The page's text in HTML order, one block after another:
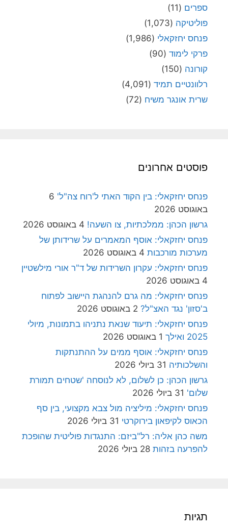
ספרים (11)
פוליטיקה (1,073)
פנחס יחזקאלי (1,986)
פרקי לימוד (90)
קורונה (150)
רלוונטיים תמיד (4,091)
שרית אונגר משיח (72)
פוסטים אחרונים
פנחס יחזקאלי: בין הקוד האתי ל'רוח צה"ל' 6
באוגוסט 2026
גרשון הכהן: ממלכתיות, צו השעה! 4 באוגוסט 2026
פנחס יחזקאלי: אוסף המאמרים על שרידותן של
מערכות מורכבות 4 באוגוסט 2026
פנחס יחזקאלי: עקרון השרידות של ד"ר אורי מילשטיין
4 באוגוסט 2026
פנחס יחזקאלי: מה גרם להנהגת היישוב לפתוח
ב'סזון' נגד האצ"ל? 2 באוגוסט 2026
פנחס יחזקאלי: תיעוד שנאת נתניהו בתמונות, מיולי
2025 ואילך
1 באוגוסט 2026
פנחס יחזקאלי: אוסף ממים על ההתנתקות
והשלכותיה 31 ביולי 2026
גרשון הכהן: כן לשלום, לא לנוסחה 'שטחים תמורת
שלום' 31 ביולי 2026
פנחס יחזקאלי: מיליציה מול צבא מקצועי, בין סף
הכאוס לקיפאון בירוקרטי 31 ביולי 2026
משה כהן אליה: רל"ביזם: התנגדות פוליטית שהופכת
להפרעה בזהות 28 ביולי 2026
תגיות